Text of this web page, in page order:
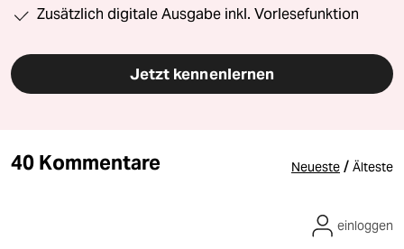
Zusätzlich digitale Ausgabe inkl. Vorlesefunktion
Jetzt kennenlernen
40 Kommentare Neueste / Älteste
einloggen